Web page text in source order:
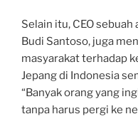
Selain itu, CEO
Budi Santoso, juga
masyarakat terhadap
Jepang di Indonesia
“Banyak orang yang
tanpa harus pergi ke